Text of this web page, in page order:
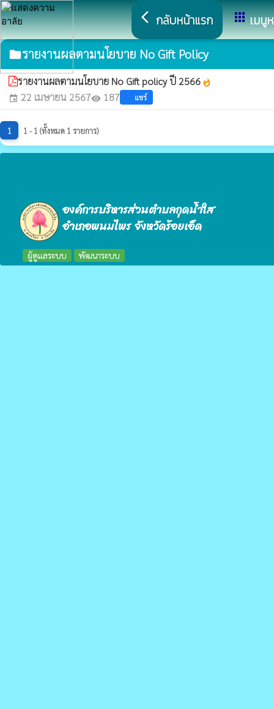
arrow_back_ios กลับหน้าแรก appsเมนู
folderรายงานผลตามนโยบาย No Gift Policy
รายงานผลตามนโยบาย No Gift policy ปี 2566 whatshot
event 22 เมษายน 2567visibility 187 แชร์
1 1 - 1 (ทั้งหมด 1 รายการ)
องค์การบริหารส่วนตำบลกุดน้ำใส
อำเภอพนมไพร จังหวัดร้อยเอ็ด
ผู้ดูแลระบบ พัฒนาระบบ